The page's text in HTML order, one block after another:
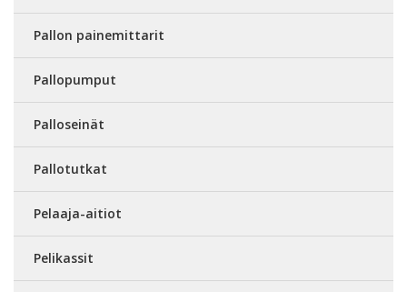
Pallon painemittarit
Pallopumput
Palloseinät
Pallotutkat
Pelaaja-aitiot
Pelikassit